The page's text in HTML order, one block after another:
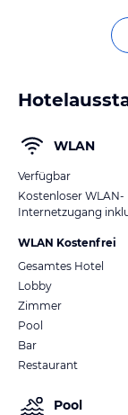
WLAN
Verfügbar
Kostenloser WLAN-
Internetzugang
WLAN Kostenfrei
Gesamtes Hotel
Lobby
Zimmer
Pool
Bar
Restaurant
Pool